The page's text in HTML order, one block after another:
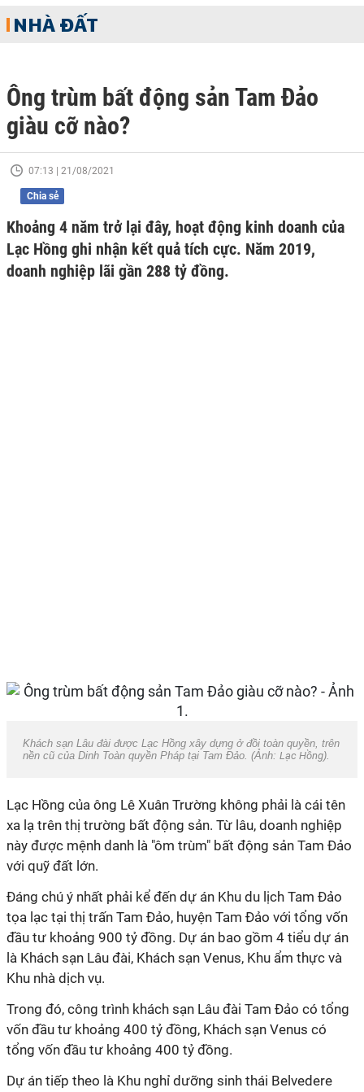
NHÀ ĐẤT
Ông trùm bất động sản Tam Đảo
giàu cỡ nào?
07:13 | 21/08/2021
Chia sẻ
Khoảng 4 năm trở lại đây, hoạt động kinh doanh của
Lạc Hồng ghi nhận kết quả tích cực. Năm 2019,
doanh nghiệp lãi gần 288 tỷ đồng.
Khách sạn Lâu đài được Lạc Hồng xây dựng ở đồi toàn quyền, trên
nền cũ của Dinh Toàn quyền Pháp tại Tam Đảo. (Ảnh: Lạc Hồng).
Lạc Hồng của ông Lê Xuân Trường không phải là cái tên
xa lạ trên thị trường bất động sản. Từ lâu, doanh nghiệp
này được mệnh danh là "ôm trùm" bất động sản Tam Đảo
với quỹ đất lớn.
Đáng chú ý nhất phải kể đến dự án Khu du lịch Tam Đảo
tọa lạc tại thị trấn Tam Đảo, huyện Tam Đảo với tổng vốn
đầu tư khoảng 900 tỷ đồng. Dự án bao gồm 4 tiểu dự án
là Khách sạn Lâu đài, Khách sạn Venus, Khu ẩm thực và
Khu nhà dịch vụ.
Trong đó, công trình khách sạn Lâu đài Tam Đảo có tổng
vốn đầu tư khoảng 400 tỷ đồng, Khách sạn Venus có
tổng vốn đầu tư khoảng 400 tỷ đồng.
Dự án tiếp theo là Khu nghỉ dưỡng sinh thái Belvedere